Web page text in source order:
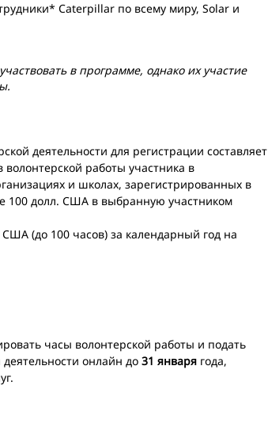
Caterpillar по всему миру, Solar и
в программе, однако их участие
деятельности для регистрации составляет
работы участника в
и школах, зарегистрированных в
100 долл. США в выбранную участником
(до 100 часов) за календарный год на
часы волонтерской работы и подать
онлайн до 31 января года,